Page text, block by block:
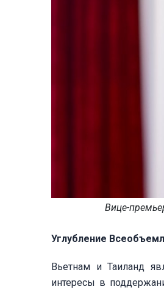
Вице-
Углубление
Вьетнам и Таиланд
интересы в